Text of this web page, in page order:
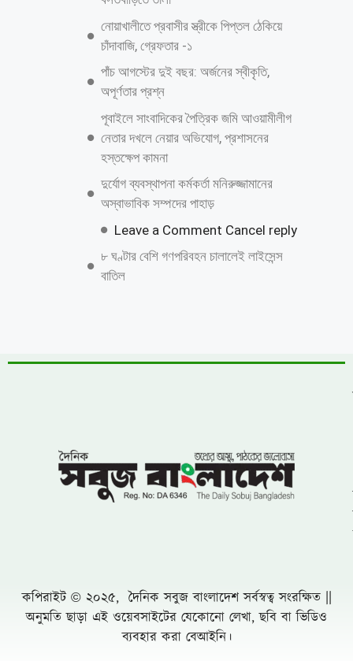
নোয়াখালীতে প্রবাসীর স্ত্রীকে পিপ্তল ঠেকিয়ে
চাঁদাবাজি, গ্রেফতার -১
পাঁচ আগস্টের দুই বছর: অর্জনের স্বীকৃতি,
অপূর্ণতার প্রশ্ন
পূবাইলে সাংবাদিকের পৈত্রিক জমি আওয়ামীলীগ
নেতার দখলে নেয়ার অভিযোগ, প্রশাসনের
হস্তক্ষেপ কামনা
দুর্যোগ ব্যবস্থাপনা কর্মকর্তা মনিরুজ্জামানের
অস্বাভাবিক সম্পদের পাহাড়
Leave a Comment Cancel reply
৮ ঘণ্টার বেশি গণপরিবহন চালালেই লাইসেন্স
বাতিল
কপিরাইট © ২০২৫, দৈনিক সবুজ বাংলাদেশ সর্বস্বত্ব সংরক্ষিত ||
অনুমতি ছাড়া এই ওয়েবসাইটের যেকোনো লেখা, ছবি বা ভিডিও
ব্যবহার করা বেআইনি।